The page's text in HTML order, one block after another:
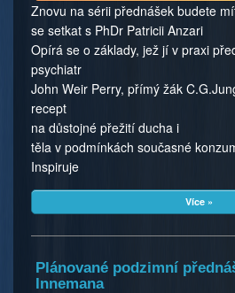
Znovu na sérii přednášek budete
se setkat s PhDr Patricii Anzari
Opírá se o základy, jež jí v praxi
psychiatr
John Weir Perry, přímý žák
recept
na důstojné přežití ducha i
těla v podmínkách současné
Inspiruje
Více »
Plánované podzimní
Innemana